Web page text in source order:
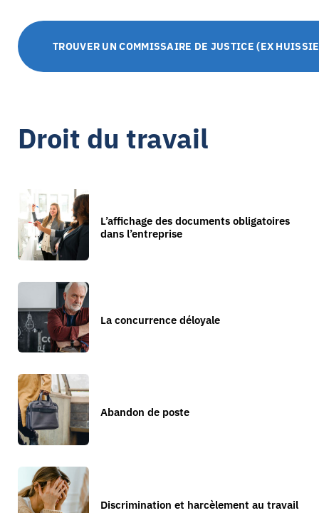
TROUVER UN COMMISSAIRE DE JUSTICE (EX
Droit du travail
L’affichage des documents obligatoires
dans l’entreprise
La concurrence déloyale
Abandon de poste
Discrimination et harcèlement au travail